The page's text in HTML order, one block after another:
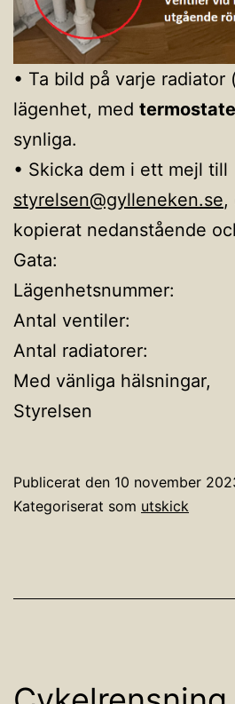
• Ta bild på varje radiator
lägenhet, med
synliga.
• Skicka dem i ett mejl till
styrelsen@gylleneken.se,
kopierat nedanstående
Gata:
Lägenhetsnummer:
Antal ventiler:
Antal radiatorer:
Med vänliga hälsningar,
Styrelsen
Publicerat den 10 november
Kategoriserat som utskick